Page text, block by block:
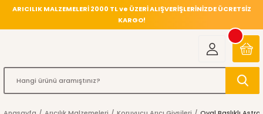
ARICILIK MALZEMELERİ 2000 TL ve ÜZERİ ALIŞVERİŞLERİNİZDE ÜCRETSİZ
KARGO!